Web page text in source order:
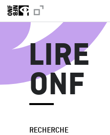
LIRE
ONF
RECHERCHE